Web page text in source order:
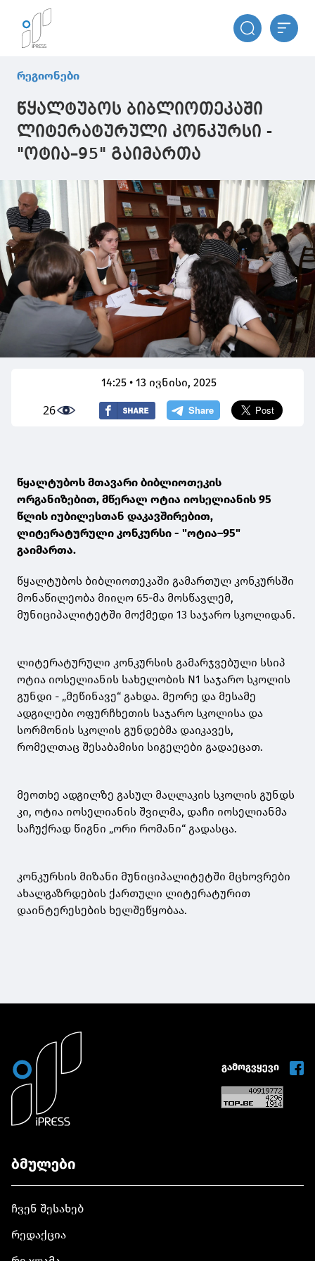
რეგიონები
წყალტუბოს ბიბლიოთეკაში
ლიტერატურული კონკურსი -
"ოტია–95" გაიმართა
14:25 • 13 ივნისი, 2025
26
წყალტუბოს მთავარი ბიბლიოთეკის
ორგანიზებით, მწერალ ოტია იოსელიანის 95
წლის იუბილესთან დაკავშირებით,
ლიტერატურული კონკურსი - "ოტია–95"
გაიმართა.
წყალტუბოს ბიბლიოთეკაში გამართულ კონკურსში
მონაწილეობა მიიღო 65-მა მოსწავლემ,
მუნიციპალიტეტში მოქმედი 13 საჯარო სკოლიდან.
ლიტერატურული კონკურსის გამარჯვებული სსიპ
ოტია იოსელიანის სახელობის N1 საჯარო სკოლის
გუნდი - „მეწინავე“ გახდა. მეორე და მესამე
ადგილები ოფურჩხეთის საჯარო სკოლისა და
სორმონის სკოლის გუნდებმა დაიკავეს,
რომელთაც შესაბამისი სიგელები გადაეცათ.
მეოთხე ადგილზე გასულ მაღლაკის სკოლის გუნდს
კი, ოტია იოსელიანის შვილმა, დაჩი იოსელიანმა
საჩუქრად წიგნი „ორი რომანი“ გადასცა.
კონკურსის მიზანი მუნიციპალიტეტში მცხოვრები
ახალგაზრდების ქართული ლიტერატურით
დაინტერესების ხელშეწყობაა.
გამოგვყევი
ბმულები
ჩვენ შესახებ
რედაქცია